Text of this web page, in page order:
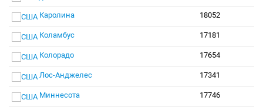
Каролина 18052
Коламбус 17181
Колорадо 17654
Лос-Анджелес 17341
Миннесота 17746